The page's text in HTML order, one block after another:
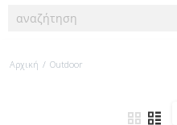
Αρχική / Outdoor